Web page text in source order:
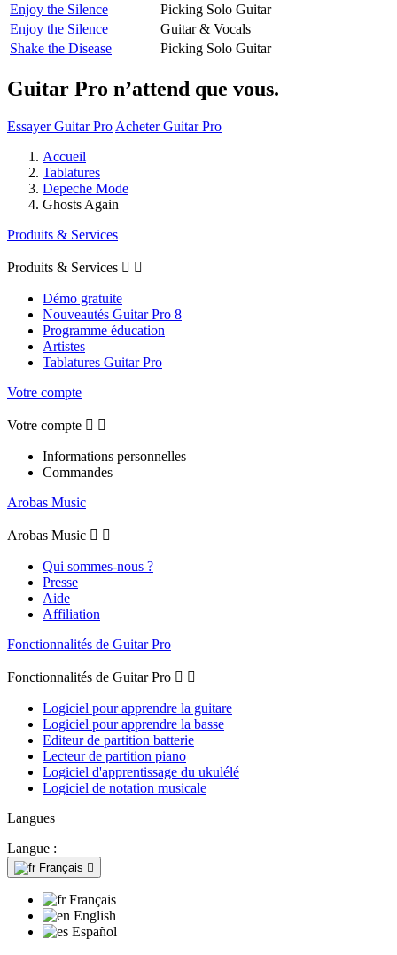
Enjoy the Silence
Picking Solo Guitar
Enjoy the Silence
Guitar & Vocals
Shake the Disease
Picking Solo Guitar
Guitar Pro n’attend que vous.
Essayer Guitar Pro Acheter Guitar Pro
Accueil
Tablatures
Depeche Mode
Ghosts Again
Produits & Services
Produits & Services  
Démo gratuite
Nouveautés Guitar Pro 8
Programme éducation
Artistes
Tablatures Guitar Pro
Votre compte
Votre compte  
Informations personnelles
Commandes
Arobas Music
Arobas Music  
Qui sommes-nous ?
Presse
Aide
Affiliation
Fonctionnalités de Guitar Pro
Fonctionnalités de Guitar Pro  
Logiciel pour apprendre la guitare
Logiciel pour apprendre la basse
Editeur de partition batterie
Lecteur de partition piano
Logiciel d'apprentissage du ukulélé
Logiciel de notation musicale
Langues
Langue :
Français 
Français
English
Español